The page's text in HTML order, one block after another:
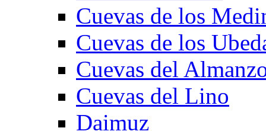
Cuevas de los
Cuevas de los
Cuevas del
Cuevas del Lino
Daimuz